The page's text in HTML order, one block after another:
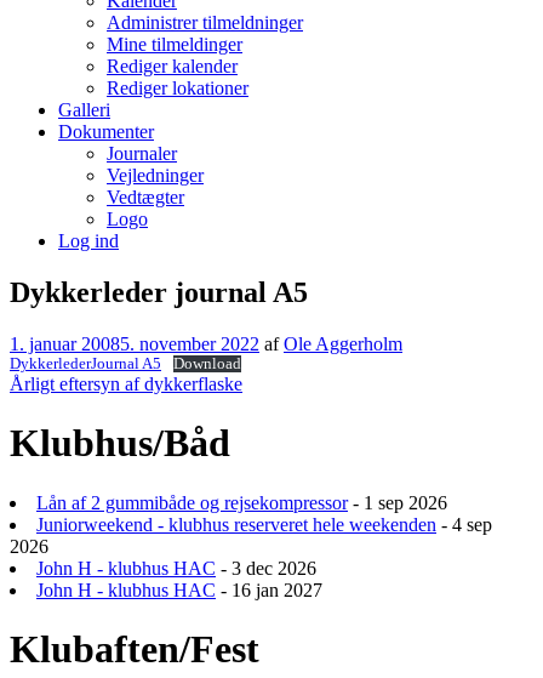
Administrer tilmeldninger
Mine tilmeldinger
Rediger kalender
Rediger lokationer
Galleri
Dokumenter
Journaler
Vejledninger
Vedtægter
Logo
Log ind
Dykkerleder journal A5
1. januar 20085. november 2022 afOle Aggerholm
DykkerlederJournal A5 Download
Indlægsnavigation
Årligt eftersyn af dykkerflaske
Klubhus/Båd
Lån af 2 gummibåde og rejsekompressor- 1 sep 2026
Juniorweekend - klubhus reserveret hele weekenden - 4 sep
2026
John H - klubhus HAC - 3 dec 2026
John H - klubhus HAC - 16 jan 2027
Klubaften/Fest